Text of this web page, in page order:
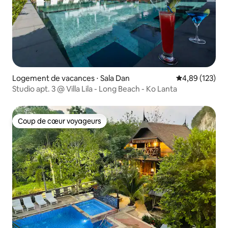
Logement de vacances ⋅ Sala Dan Évaluation
4,89 (123)
Studio apt. 3 @ Villa Lila - Long Beach - Ko Lanta
Coup de cœur voyageurs
Coup de cœur voyageurs